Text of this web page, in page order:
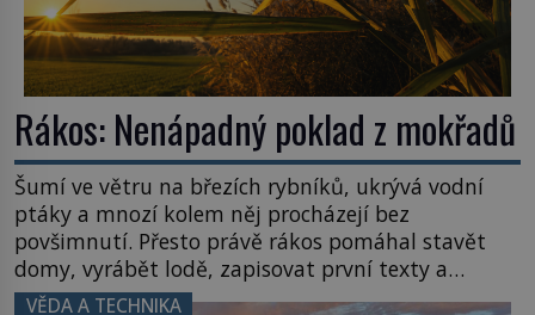
Rákos: Nenápadný poklad z mokřadů
Šumí ve větru na březích rybníků, ukrývá vodní
ptáky a mnozí kolem něj procházejí bez
povšimnutí. Přesto právě rákos pomáhal stavět
domy, vyrábět lodě, zapisovat první texty a
inspiroval řadu pověstí. Tato skromná, ale
VĚDA A TECHNIKA